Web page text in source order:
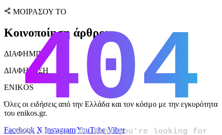
ΜΟΙΡΑΣΟΥ ΤΟ
Κοινοποίηση άρθρου
ΔΙΑΦΗΜΙΣΗ
ΔΙΑΦΗΜΙΣΗ
ENIKOS
Όλες οι ειδήσεις από την Ελλάδα και τον κόσμο με την εγκυρότητα
του enikos.gr.
Facebook X InstagramYouTube Viber